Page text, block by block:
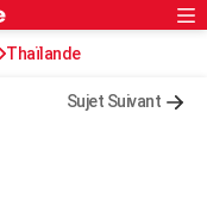
Thaïlande
Sujet Suivant